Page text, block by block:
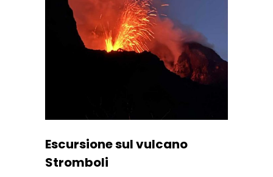
Escursione sul vulcano
Stromboli